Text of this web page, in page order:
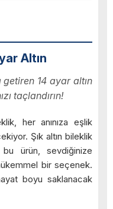
Altın
getiren 14 ayar altın
taçlandırın!
her anınıza eşlik
Şık altın bileklik
ürün, sevdiğinize
bir seçenek.
boyu saklanacak